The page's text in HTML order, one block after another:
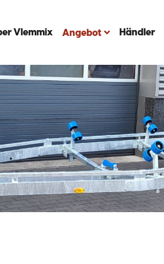
Vlemmix Angebot Händler